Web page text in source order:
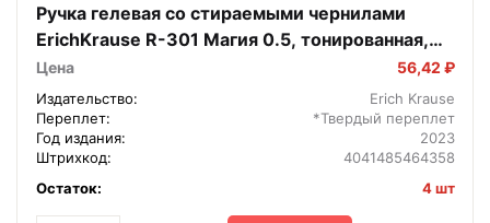
Ручка гелевая сo стираемыми чернилами
ErichKrause R-301 Магия 0.5, тонированная,
цвет чернил черный
Цена 56,42 ₽
Издательство:
Erich Krause
Переплет:
*Твердый переплет
Год издания:
2023
Штрихкод:
4041485464358
Остаток:
4 шт